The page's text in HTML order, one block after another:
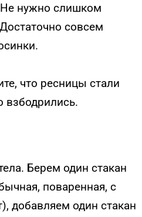
Не нужно слишком
совсем
что ресницы стали
взбодрились.
Берем один стакан
поваренная, с
добавляем один стакан